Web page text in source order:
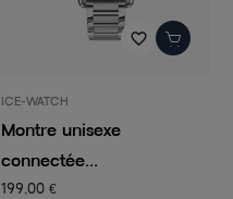
favorite_border
ICE-WATCH
Montre unisexe
connectée...
199,00 €